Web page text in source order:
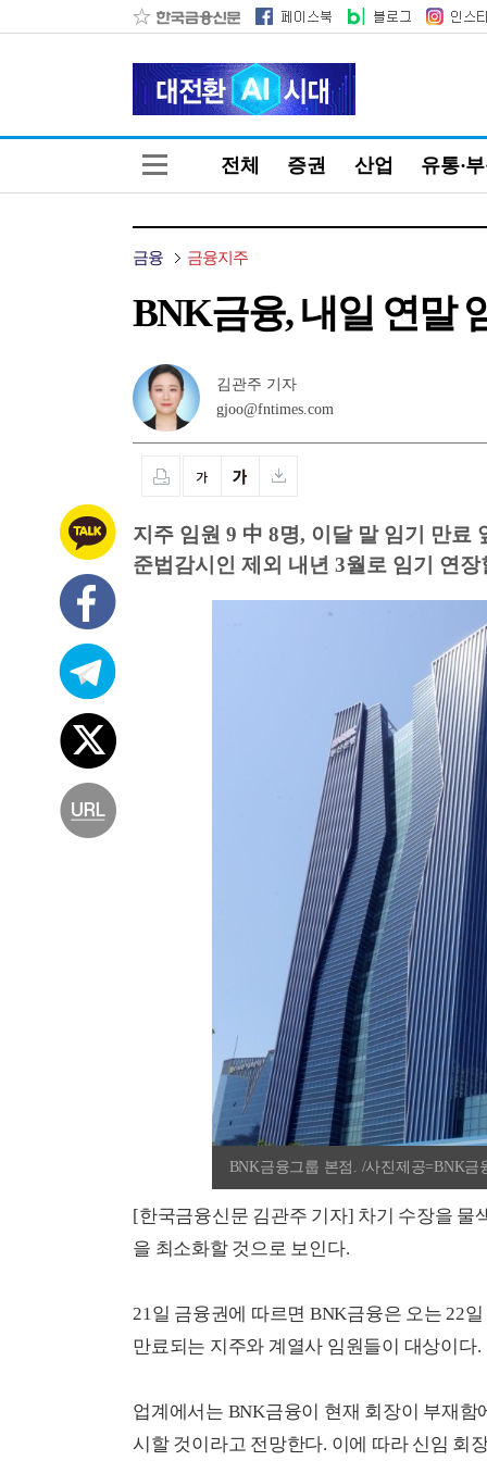
전체 증권 산업 유통·
금융 금융지주
BNK금융, 내일 연말
김관주 기자
gjoo@fntimes.com
지주 임원 9 中 8명, 이달 말 임기 만료
준법감시인 제외 내년 3월로 임기 연장
BNK금융그룹 본점. /사진제공=BNK금
[한국금융신문 김관주 기자] 차기 수장을 물
을 최소화할 것으로 보인다.
21일 금융권에 따르면 BNK금융은 오는 22
만료되는 지주와 계열사 임원들이 대상이다.
업계에서는 BNK금융이 현재 회장이 부재
시할 것이라고 전망한다. 이에 따라 신임 회